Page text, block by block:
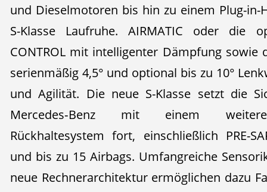
und Dieselmotoren bis hin zu einem Plug-
S-Klasse Laufruhe. AIRMATIC oder die
CONTROL mit intelligenter Dämpfung sowie
serienmäßig 4,5° und optional bis zu 10°
und Agilität. Die neue S-Klasse setzt die
Mercedes‑Benz mit einem
Rückhaltesystem fort, einschließlich PRE-
und bis zu 15 Airbags. Umfangreiche
neue Rechnerarchitektur ermöglichen dazu